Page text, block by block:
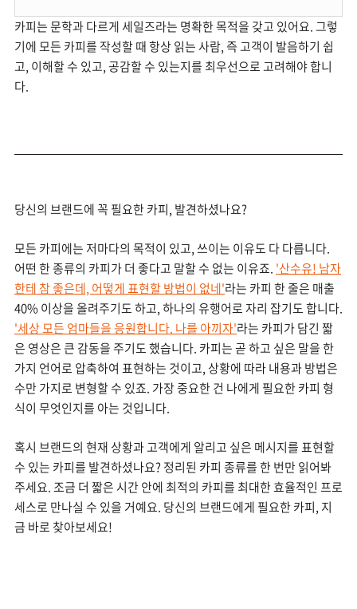
카피는 문학과 다르게 세일즈라는 명확한 목적을 갖고 있어요. 그렇
기에 모든 카피를 작성할 때 항상 읽는 사람, 즉 고객이 발음하기 쉽
고, 이해할 수 있고, 공감할 수 있는지를 최우선으로 고려해야 합니
다.
당신의 브랜드에 꼭 필요한 카피, 발견하셨나요?
모든 카피에는 저마다의 목적이 있고, 쓰이는 이유도 다 다릅니다.
어떤 한 종류의 카피가 더 좋다고 말할 수 없는 이유죠. '산수유! 남자
한테 참 좋은데, 어떻게 표현할 방법이 없네'라는 카피 한 줄은 매출
40% 이상을 올려주기도 하고, 하나의 유행어로 자리 잡기도 합니다.
'세상 모든 엄마들을 응원합니다. 나를 아끼자'라는 카피가 담긴 짧
은 영상은 큰 감동을 주기도 했습니다. 카피는 곧 하고 싶은 말을 한
가지 언어로 압축하여 표현하는 것이고, 상황에 따라 내용과 방법은
수만 가지로 변형할 수 있죠. 가장 중요한 건 나에게 필요한 카피 형
식이 무엇인지를 아는 것입니다.
혹시 브랜드의 현재 상황과 고객에게 알리고 싶은 메시지를 표현할
수 있는 카피를 발견하셨나요? 정리된 카피 종류를 한 번만 읽어봐
주세요. 조금 더 짧은 시간 안에 최적의 카피를 최대한 효율적인 프로
세스로 만나실 수 있을 거예요. 당신의 브랜드에게 필요한 카피, 지
금 바로 찾아보세요!